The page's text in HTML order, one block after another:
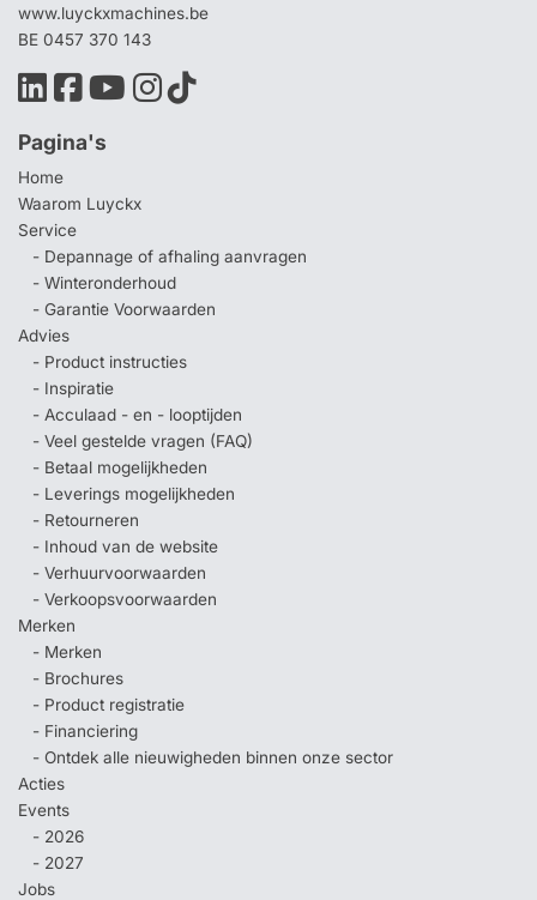
www.luyckxmachines.be
BE 0457 370 143
Pagina's
Home
Waarom Luyckx
Service
- Depannage of afhaling aanvragen
- Winteronderhoud
- Garantie Voorwaarden
Advies
- Product instructies
- Inspiratie
- Acculaad - en - looptijden
- Veel gestelde vragen (FAQ)
- Betaal mogelijkheden
- Leverings mogelijkheden
- Retourneren
- Inhoud van de website
- Verhuurvoorwaarden
- Verkoopsvoorwaarden
Merken
- Merken
- Brochures
- Product registratie
- Financiering
- Ontdek alle nieuwigheden binnen onze sector
Acties
Events
- 2026
- 2027
Jobs